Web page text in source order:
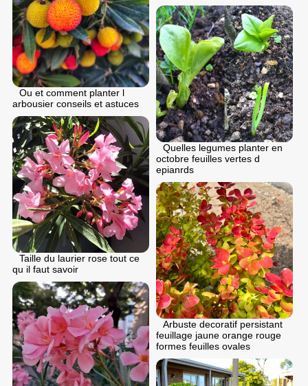
Ou et comment planter l
arbousier conseils et astuces
Quelles legumes planter en
octobre feuilles vertes d
epianrds
Taille du laurier rose tout ce
qu il faut savoir
Arbuste decoratif persistant
feuillage jaune orange rouge
formes feuilles ovales